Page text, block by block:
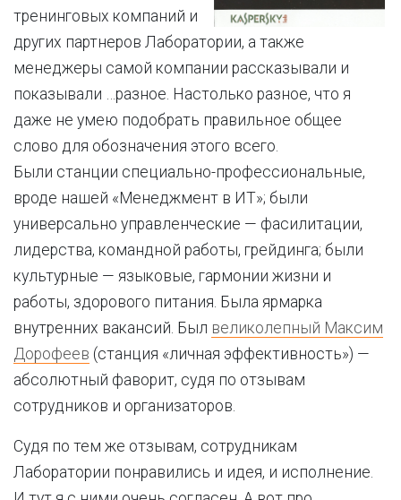
тренинговых компаний и
других партнеров Лаборатории, а также
менеджеры самой компании рассказывали и
показывали …разное. Настолько разное, что я
даже не умею подобрать правильное общее
слово для обозначения этого всего.
Были станции специально-профессиональные,
вроде нашей «Менеджмент в ИТ»; были
универсально управленческие — фасилитации,
лидерства, командной работы, грейдинга; были
культурные — языковые, гармонии жизни и
работы, здорового питания. Была ярмарка
внутренних вакансий. Был великолепный Максим
Дорофеев (станция «личная эффективность») —
абсолютный фаворит, судя по отзывам
сотрудников и организаторов.
Судя по тем же отзывам, сотрудникам
Лаборатории понравились и идея, и исполнение.